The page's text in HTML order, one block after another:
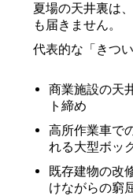
夏場の天井裏は
も届きません。
代表的な「きつ
商業施設の天
ト締め
高所作業車で
れる大型ボッ
既存建物の改
けながらの窮